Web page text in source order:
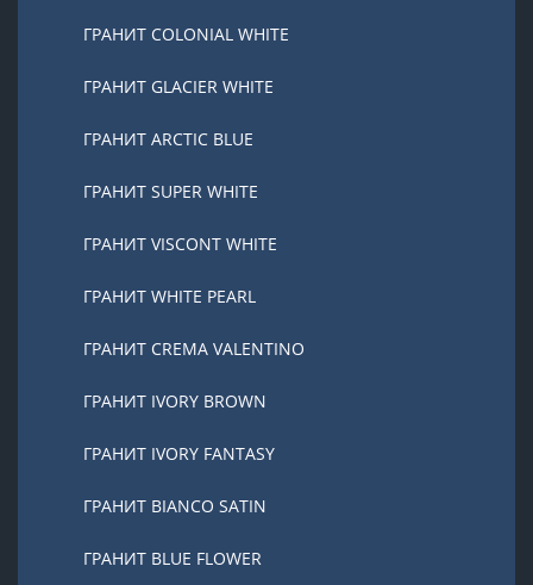
ГРАНИТ COLONIAL WHITE
ГРАНИТ GLACIER WHITE
ГРАНИТ ARCTIC BLUE
ГРАНИТ SUPER WHITE
ГРАНИТ VISCONT WHITE
ГРАНИТ WHITE PEARL
ГРАНИТ CREMA VALENTINO
ГРАНИТ IVORY BROWN
ГРАНИТ IVORY FANTASY
ГРАНИТ BIANCO SATIN
ГРАНИТ BLUE FLOWER